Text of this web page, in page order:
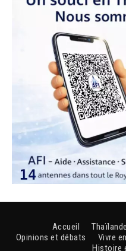
Accueil Thaïlande
Opinions et débats
Vivre
Histoire